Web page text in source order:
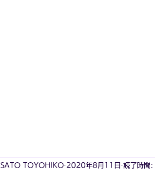
SATO TOYOHIKO 2020年8月11日 読了時間